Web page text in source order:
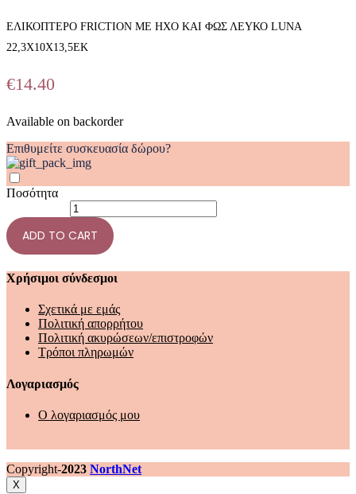
ΕΛΙΚΟΠΤΕΡΟ FRICTION ΜΕ ΗΧΟ ΚΑΙ ΦΩΣ ΛΕΥΚΟ LUNA
22,3X10X13,5ΕΚ
€14.40
Available on backorder
Επιθυμείτε συσκευασία δώρου?
Ποσότητα
ΕΛΙΚΟΠΤΕΡΟ
FRICTION
ΜΕ
ΦΩΣ
LUNA
22,3X10X13,5ΕΚ
quantity
ADD TO CART
Χρήσιμοι σύνδεσμοι
Σχετικά με εμάς
Πολιτική απορρήτου
Πολιτική ακυρώσεων/επιστροφών
Τρόποι πληρωμών
Λογαριασμός
Ο λογαριασμός μου
Copyright-2023 NorthNet
X